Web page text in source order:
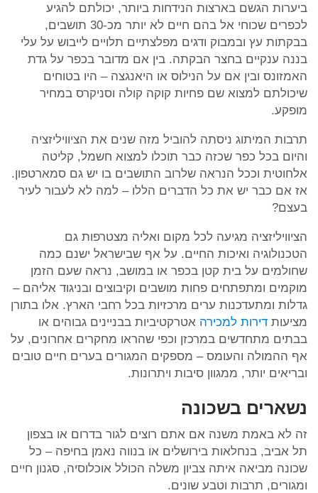
ביערות הגשם בארצות הנידחות ביותר, יכולתם להגיע
לכפרים שכוחי אל בהם חיים לא יותר מכ-30 תושבים,
בבקתות עץ ובמבוק ודגים מפלצתיים תלויים לייבוש על עלי
בננה ענקיים בחצר הבקתה. בין אם מדובר בכפר על גדת
האמזונס ובין אם על הנילוס או היאנגצה – היו בטוחים
שיכולתם למצוא שם פחיות קוקה קולה וסניקרס במחיר
מופקע.
תרבות המיתוג ניסתה להוביל מזה שנים את הציוויליזציה
והיום בכל כפר שכזה כבר תוכלו למצוא חשמל, קליטה
אלחוטית וככל הנראה שלרוב התושבים בו יש גם סמארטפון.
אז אם כבר יש את כל הדברים הללו – למה לא לעבור לעיר
בעצם?
הציוויליזציה מגיעה לכל מקום ואליה מצטרפות גם
הטכנולוגיה ואיכות החיים. על אף שבישראל ישנם כמה
שחולמים על בית קטן בכפר או במושב, נראה שעם הזמן
מוקמים ומתפתחים פחות מושבים וקיבוצים ובניגוד אליהם –
גדלות ומתעדכנות ערים מרכזיות בכל רחבי הארץ. אלו בתורן
מציעות דירות למכירה אטרקטיביות בבניינים גבוהים או
בבתים מתחדשים במרכזן וכפי שהראו מחקרים אחרונים, על
אף ההמולה והעומס – מספקים המגורים בערים חיים טובים
ובריאים יותר, ממגוון סיבות ויתרונות.
נשארים בשכונה
זה לא באמת משנה אם אתם רוצים לגור בדרום או בצפון
תל אביב, בנחלאות בירושלים או בנווה נאמן בחיפה – כל
שכונה מביאה איתה צביון משלה הכולל אוכלוסיה, סגנון חיים
ומגורים, תרבות וטבע שונים.